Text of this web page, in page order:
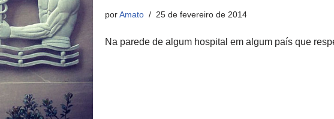
porAmato 25 de fevereiro de 2014
Na parede de algum hospital em algum país que